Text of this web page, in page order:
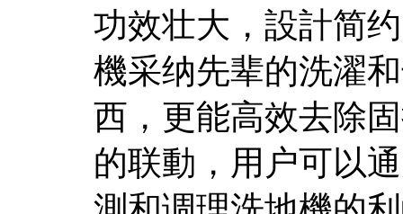
功效壮大，設計简
機采纳先辈的洗濯
西，更能高效去除
的联動，用户可以